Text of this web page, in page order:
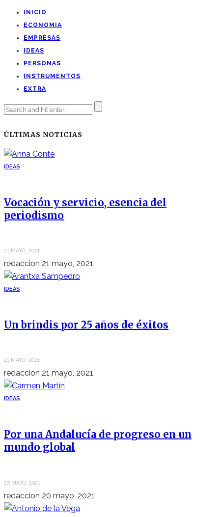
INICIO
ECONOMIA
EMPRESAS
IDEAS
PERSONAS
INSTRUMENTOS
EXTRA
ÚLTIMAS NOTICIAS
IDEAS
Vocación y servicio, esencia del
periodismo
21 MAYO, 2021
redaccion 21 mayo, 2021
IDEAS
Un brindis por 25 años de éxitos
21 MAYO, 2021
redaccion 21 mayo, 2021
IDEAS
Por una Andalucía de progreso en un
mundo global
20 MAYO, 2021
redaccion 20 mayo, 2021